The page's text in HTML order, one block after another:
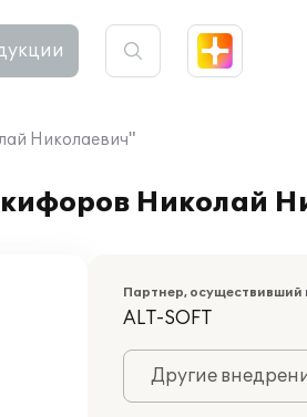
Николаевич"
Николай
Партнер, осуществивший
ALT-SOFT
Другие